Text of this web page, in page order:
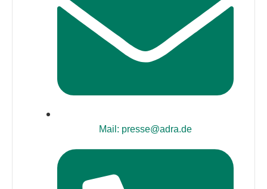
Mail: presse@adra.de